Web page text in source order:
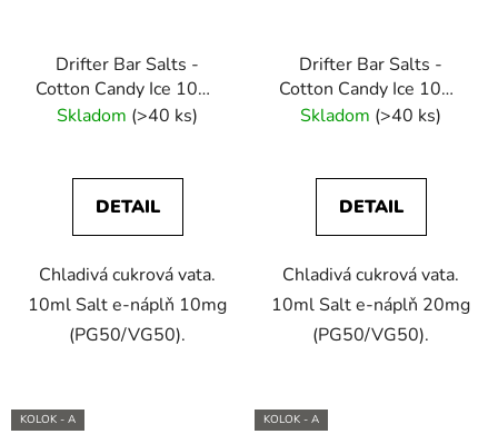
Drifter Bar Salts -
Cotton Candy Ice 10ml
(10mg) e-liquid
Skladom (>40 ks)
DETAIL
Chladivá cukrová vata.
10ml Salt e-náplň 10mg
(PG50/VG50).
Drifter Bar Salts -
Cotton Candy Ice 10ml
(20mg) e-liquid
Skladom (>40 ks)
DETAIL
Chladivá cukrová vata.
10ml Salt e-náplň 20mg
(PG50/VG50).
KOLOK - A KOLOK - A